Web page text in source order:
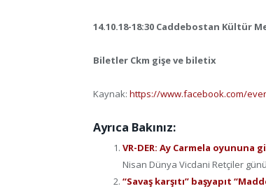
14.10.18-18:30 Caddebostan Kültür
Biletler Ckm gişe ve biletix
Kaynak: https://www.facebook.com/
Ayrıca Bakınız:
VR-DER: Ay Carmela oyununa
Nisan Dünya Vicdani Retçiler
“Savaş karşıtı” başyapıt